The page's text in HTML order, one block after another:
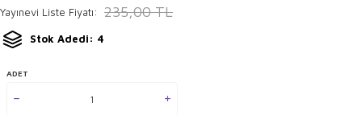
Yayınevi Liste Fiyatı: 235,00TL
Stok Adedi: 4
ADET